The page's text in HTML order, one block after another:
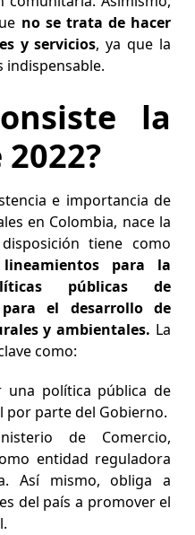
no se trata de hacer
y servicios, ya que la
indispensable.
la
e importancia de
en Colombia, nace la
tiene como
para la
públicas de
el desarrollo de
y ambientales. La
como:
una política pública de
parte del Gobierno.
de Comercio,
entidad reguladora
Así mismo, obliga a
del país a promover el